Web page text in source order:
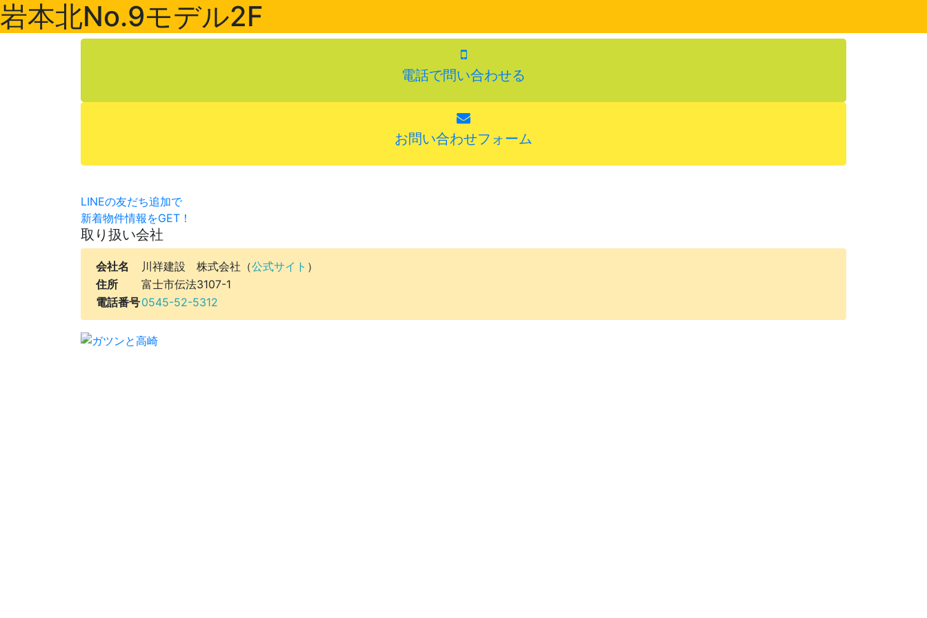
岩本北No.9モデル2F
電話で問い合わせる
お問い合わせフォーム
LINEの友だち追加で
新着物件情報をGET！
取り扱い会社
会社名 川祥建設 株式会社（公式サイト ）
住所
富士市伝法3107-1
電話番号0545-52-5312